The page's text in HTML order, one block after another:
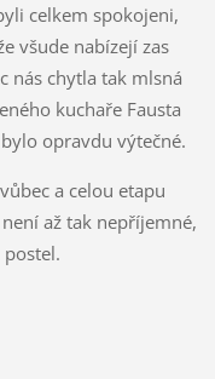
celkem spokojeni,
všude nabízejí zas
nás chytla tak mlsná
kuchaře Fausta
opravdu výtečné.
a celou etapu
až tak nepříjemné,
postel.